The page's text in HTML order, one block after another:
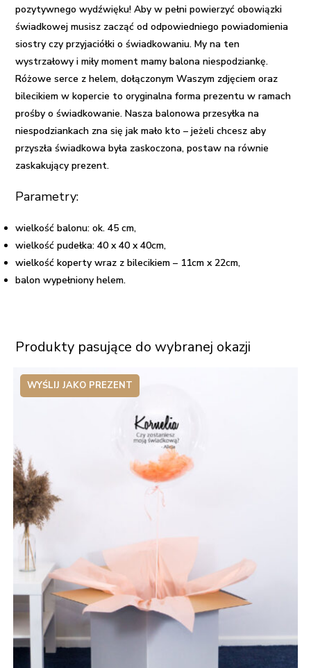
pozytywnego wydźwięku! Aby w pełni powierzyć obowiązki
świadkowej musisz zacząć od odpowiedniego powiadomienia
siostry czy przyjaciółki o świadkowaniu. My na ten
wystrzałowy i miły moment mamybalona niespodziankę.
Różowe serce z helem, dołączonym Waszym zdjęciem oraz
bilecikiem w kopercie to oryginalna forma prezentu w ramach
prośby o świadkowanie. Nasza balonowa przesyłka na
niespodziankach zna się jak mało kto – jeżeli chcesz aby
przyszła świadkowa była zaskoczona, postaw na równie
zaskakujący prezent.
Parametry:
wielkość balonu: ok. 45 cm,
wielkość pudełka: 40 x 40 x 40cm,
wielkość koperty wraz z bilecikiem – 11cm x 22cm,
balon wypełniony helem.
Produkty pasujące do wybranej okazji
WYŚLIJ JAKO PREZENT